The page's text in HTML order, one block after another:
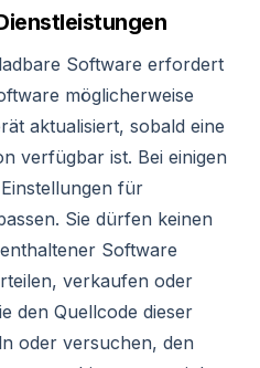
Software erfordert
möglicherweise
aktualisiert, sobald eine
verfügbar ist. Bei einigen
für
Sie dürfen keinen
Software
verkaufen oder
den Quellcode dieser
oder versuchen, den